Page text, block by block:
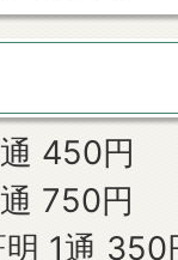
450円
750円
明 1通 350